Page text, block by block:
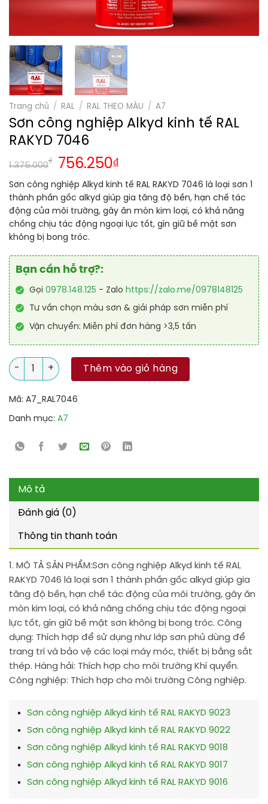
Trang chủ / RAL / RAL THEO MÀU / A7
Sơn công nghiệp Alkyd kinh tế RAL
RAKYD 7046
1.375.000
₫ 756.250₫
Sơn công nghiệp Alkyd kinh tế RAL RAKYD 7046 là loại sơn 1
thành phần gốc alkyd giúp gia tăng độ bền, hạn chế tác
động của môi trường, gây ăn mòn kim loại, có khả năng
chống chịu tác động ngoại lực tốt, gìn giữ bề mặt sơn
không bị bong tróc.
Bạn cần hỗ trợ?:
Gọi 0978.148.125 - Zalo https://zalo.me/0978148125
Tư vấn chọn màu sơn & giải pháp sơn miễn phí
Vận chuyển: Miễn phí đơn hàng >3,5 tấn
Sơn công nghiệp Alkyd kinh tế RAL RAKYD 7046 số lượng
Thêm vào giỏ hàng
Mã: A7_RAL7046
Danh mục: A7
Mô tả
Đánh giá (0)
Thông tin thanh toán
1. MÔ TẢ SẢN PHẨM:Sơn công nghiệp Alkyd kinh tế RAL
RAKYD 7046 là loại sơn 1 thành phần gốc alkyd giúp gia
tăng độ bền, hạn chế tác động của môi trường, gây ăn
mòn kim loại, có khả năng chống chịu tác động ngoại
lực tốt, gìn giữ bề mặt sơn không bị bong tróc. Công
dụng: Thích hợp để sử dụng như lớp sơn phủ dùng để
trang trí và bảo vệ các loại máy móc, thiết bị bằng sắt
thép. Hàng hải: Thích hợp cho môi trường Khí quyển.
Công nghiệp: Thích hợp cho môi trường Công nghiệp.
Sơn công nghiệp Alkyd kinh tế RAL RAKYD 9023
Sơn công nghiệp Alkyd kinh tế RAL RAKYD 9022
Sơn công nghiệp Alkyd kinh tế RAL RAKYD 9018
Sơn công nghiệp Alkyd kinh tế RAL RAKYD 9017
Sơn công nghiệp Alkyd kinh tế RAL RAKYD 9016